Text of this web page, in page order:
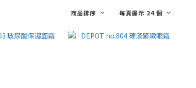
商品排序 每頁顯示 24 個